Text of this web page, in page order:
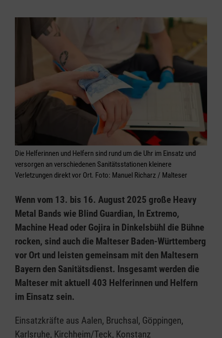
Die Helferinnen und Helfern sind rund um die Uhr im Einsatz und
versorgen an verschiedenen Sanitätsstationen kleinere
Verletzungen direkt vor Ort. Foto: Manuel Richarz / Malteser
Wenn vom 13. bis 16. August 2025 große Heavy
Metal Bands wie Blind Guardian, In Extremo,
Machine Head oder Gojira in Dinkelsbühl die Bühne
rocken, sind auch die Malteser Baden-Württemberg
vor Ort und leisten gemeinsam mit den Maltesern
Bayern den Sanitätsdienst. Insgesamt werden die
Malteser mit aktuell 403 Helferinnen und Helfern
im Einsatz sein.
Einsatzkräfte aus Aalen, Bruchsal, Göppingen,
Karlsruhe, Kirchheim/Teck, Konstanz